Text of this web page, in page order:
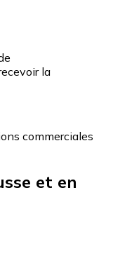
la
commerciales
et en